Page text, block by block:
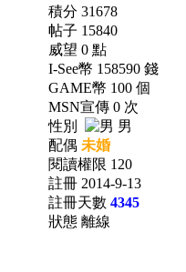
積分 31678
帖子 15840
威望 0 點
I-See幣 158590 錢
GAME幣 100 個
MSN宣傳 0 次
性別
男
配偶 未婚
閱讀權限 120
註冊 2014-9-13
註冊天數 4345
狀態 離線